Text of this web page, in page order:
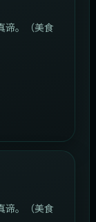
谛。（美食
谛。（美食